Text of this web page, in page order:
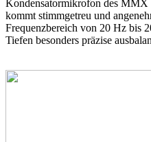
Kondensatormikrofon des MMX
kommt stimmgetreu und
Frequenzbereich von 20 Hz bis
Tiefen besonders präzise